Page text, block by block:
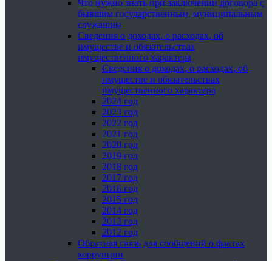
Что нужно знать при заключении договора с
бывшим государственным, муниципальным
служащим
Сведения о доходах, о расходах, об
имуществе и обязательствах
имущественного характера
Сведения о доходах, о расходах, об
имуществе и обязательствах
имущественного характера
2024 год
2023 год
2022 год
2021 год
2020 год
2019 год
2018 год
2017 год
2016 год
2015 год
2014 год
2013 год
2012 год
Обратная связь для сообщений о фактах
коррупции